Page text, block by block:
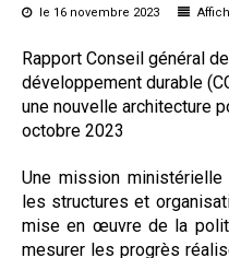
Réponses
Formez-vous !
le 16 novembre 2023
Rapport Conseil général
développement durable
une nouvelle architecture
octobre 2023
Une mission ministérielle
les structures et
mise en œuvre de la
mesurer les progrès